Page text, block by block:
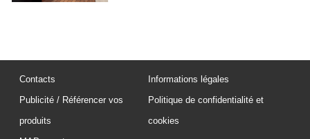
Contacts
Publicité / Référencer vos
produits
Informations légales
Politique de confidentialité et
cookies